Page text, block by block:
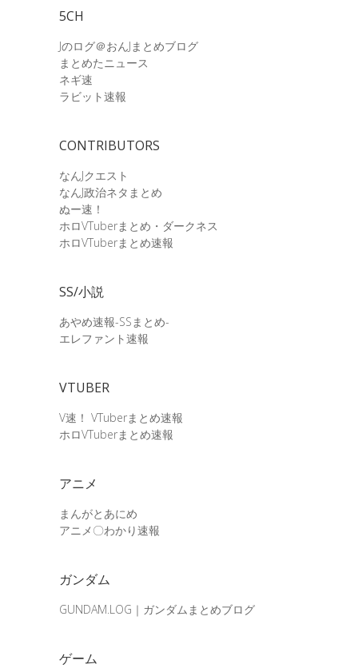
5CH
Jのログ＠おんJまとめブログ
まとめたニュース
ネギ速
ラビット速報
CONTRIBUTORS
なんJクエスト
なんJ政治ネタまとめ
ぬー速！
ホロVTuberまとめ・ダークネス
ホロVTuberまとめ速報
SS/小説
あやめ速報-SSまとめ-
エレファント速報
VTUBER
V速！ VTuberまとめ速報
ホロVTuberまとめ速報
アニメ
まんがとあにめ
アニメ〇わかり速報
ガンダム
GUNDAM.LOG｜ガンダムまとめブログ
ゲーム